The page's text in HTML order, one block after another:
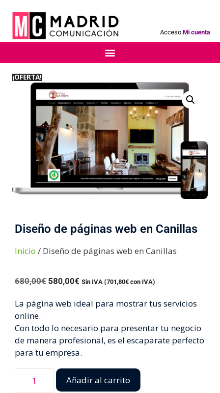
Acceso Mi cuenta
¡OFERTA!
Diseño de páginas web en Canillas
Inicio / Diseño de páginas web en Canillas
680,00€ 580,00€ Sin IVA (701,80€ con IVA)
La página web ideal para mostrar tus servicios
online.
Con todo lo necesario para presentar tu negocio
de manera profesional, es el escaparate perfecto
para tu empresa.
Añadir al carrito